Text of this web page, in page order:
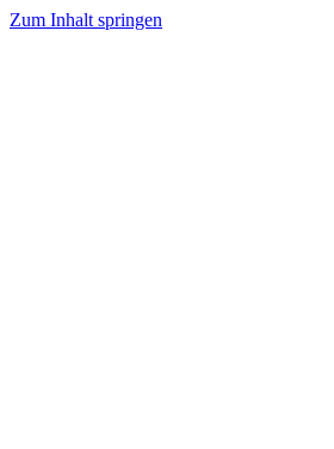
Zum Inhalt springen